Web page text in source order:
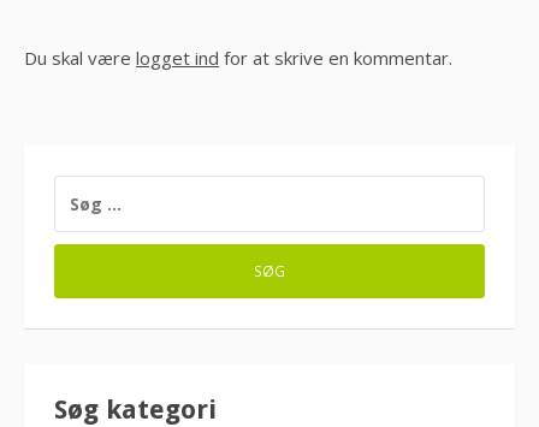
Du skal være logget ind for at skrive en kommentar.
EFTER:
Søg kategori